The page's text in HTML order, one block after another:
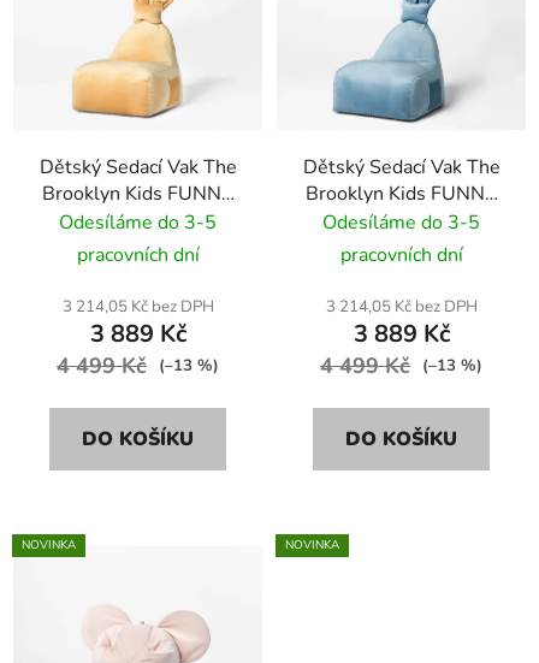
Dětský Sedací Vak The
Brooklyn Kids FUNNY
BUNNY VELVET BR-
9689 žlutý
Odesíláme do 3-5
pracovních dní
3 214,05 Kč bez DPH
3 889 Kč
4 499 Kč (–13 %)
DO KOŠÍKU
Dětský Sedací Vak The
Brooklyn Kids FUNNY
BUNNY VELVET BR-
9692 modrý
Odesíláme do 3-5
pracovních dní
3 214,05 Kč bez DPH
3 889 Kč
4 499 Kč (–13 %)
DO KOŠÍKU
NOVINKA NOVINKA